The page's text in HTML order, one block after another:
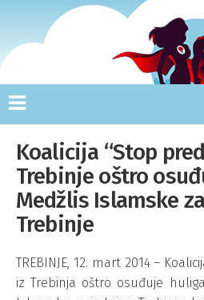
Koalicija “Stop
Trebinje oštro
Medžlis Islamske
Trebinje
TREBINJE, 12. mart 2014 –
iz Trebinja oštro osuđuje